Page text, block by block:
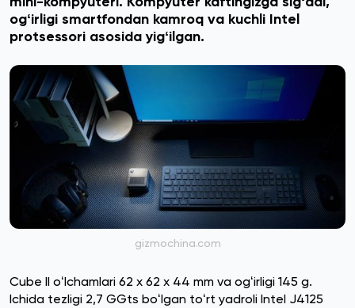
ogʻirligi smartfondan kamroq va kuchli Intel
protsessori asosida yigʻilgan.
gizmochina.com
Cube II oʻlchamlari 62 x 62 x 44 mm va ogʻirligi 145 g.
Ichida tezligi 2,7 GGts boʻlgan toʻrt yadroli Intel J4125